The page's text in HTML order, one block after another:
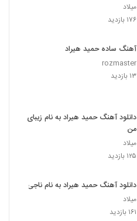
میلاد
۱۷۶ بازدید
آهنگ ساده حمید هیراد
rozmaster
۱۳ بازدید
دانلود آهنگ حمید هیراد به نام زیبای
من
میلاد
۱۲۵ بازدید
دانلود آهنگ حمید هیراد به نام ناجی
میلاد
۱۶۱ بازدید